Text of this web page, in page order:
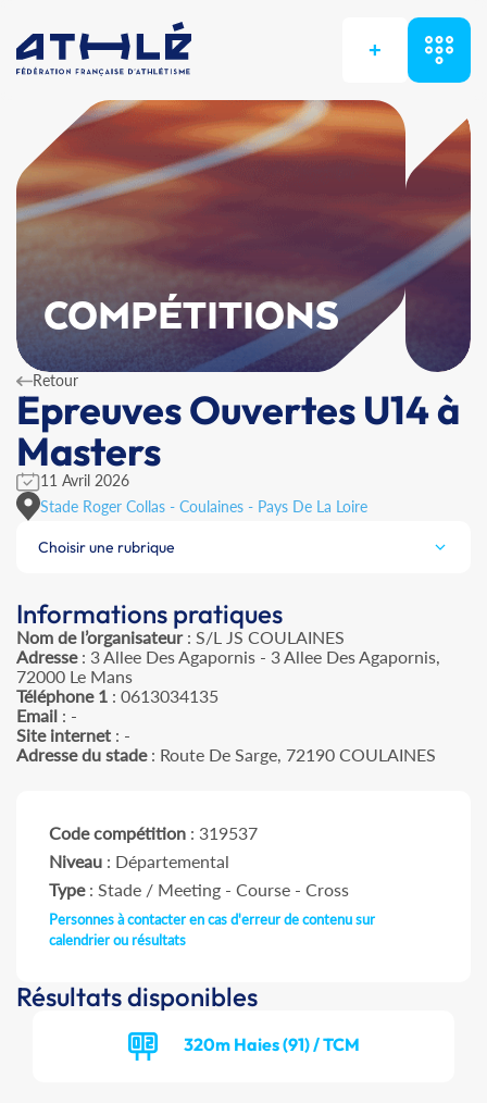
+
COMPÉTITIONS
Retour
Epreuves Ouvertes U14 à
Masters
11 Avril 2026
Stade Roger Collas - Coulaines - Pays De La Loire
Choisir une rubrique
Informations pratiques
Nom de l’organisateur: S/L JS COULAINES
Adresse: 3 Allee Des Agapornis - 3 Allee Des Agapornis,
72000 Le Mans
Téléphone 1 : 0613034135
Email : -
Site internet : -
Adresse du stade: Route De Sarge, 72190 COULAINES
Code compétition : 319537
Niveau : Départemental
Type: Stade / Meeting - Course - Cross
Personnes à contacter en cas d'erreur de contenu sur
calendrier ou résultats
Résultats disponibles
320m Haies (91) / TCM